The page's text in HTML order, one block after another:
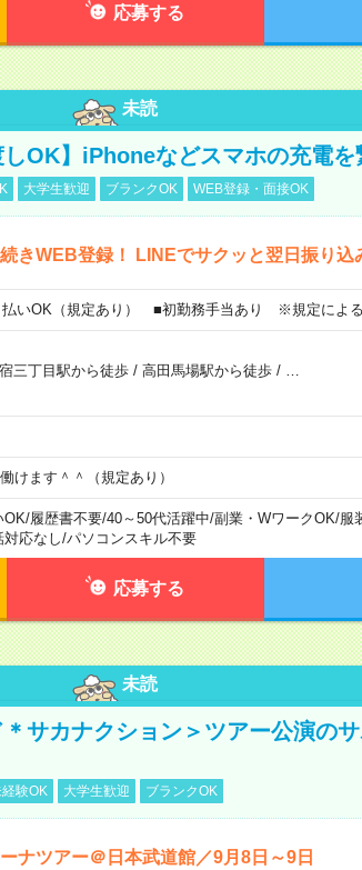
応募する
未読
しOK】iPhoneなどスマホの充電を
大学生歓迎 ブランクOK WEB登録・面接OK
きWEB登録！ LINEでサクッと翌日振り込
いOK（規定あり） ■初勤務手当あり ※規定による
三丁目駅から徒歩/ 高田馬場駅から徒歩/
ます＾＾（規定あり）
OK/履歴書不要/40～50代活躍中/副業・WワークOK/服
対応なし/パソコンスキル不要
応募する
未読
サカナクション＞ツアー公演の
験OK 大学生歓迎 ブランクOK
ナツアー＠日本武道館／9月8日～9日